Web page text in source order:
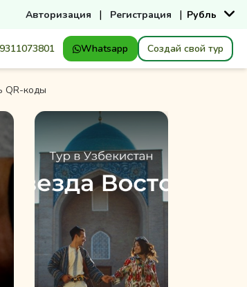
Авторизация | Регистрация | Рубль
Whatsapp Создай свой тур
QR-коды